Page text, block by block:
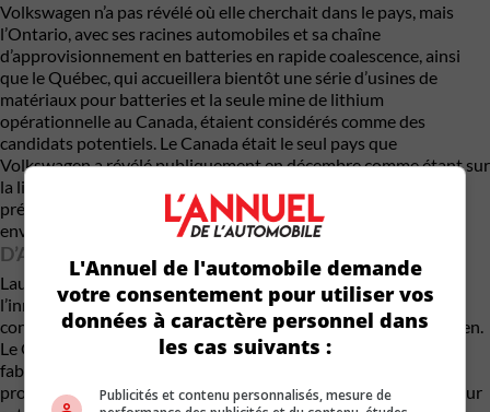
Volkswagen n’a pas révélé où elle cherchait dans le pays, mais
l’Ontario, avec ses racines automobiles et sa chaîne
d’approvisionnement en batteries en rapide coalescence, ainsi
que le Québec, qui accueillera bientôt une série d’usines de
matériaux pour batteries et la seule mine de lithium
opérationnelle au Canada, étaient considérés comme des
candidats potentiels. Le Canada était le seul pays que
Volkswagen a révélé publiquement en décembre comme étant sur
la liste restreinte pour son usine de cellules nord-américaine
prévue, mais il a dit que « d’autres options » étaient également
envisagées.
D’AUTRES PROJETS POUR LE QUÉBEC
Laurie Bouchard, porte-parole du ministère fédéral de
l’innovation, des sciences et du développement économique, a
confirmé qu’Ottawa est toujours en discussion avec Volkswagen.
Le Québec, quant à lui, n’abandonne pas sa quête d’autres
fabricants de cellules. Actuellement, selon M. Fitzgibbon, la
province a deux usines potentielles dans son pipeline. Bécancour
L'Annuel de l'automobile demande
votre consentement pour utiliser vos
données à caractère personnel dans
les cas suivants :
Publicités et contenu personnalisés, mesure de